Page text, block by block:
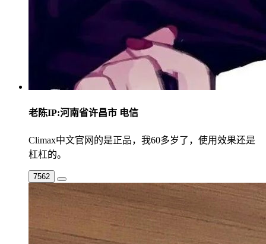
老陈IP:河南省许昌市 电信
Climax中文官网的是正品，我60多岁了，使用效果还是
杠杠的。
7562